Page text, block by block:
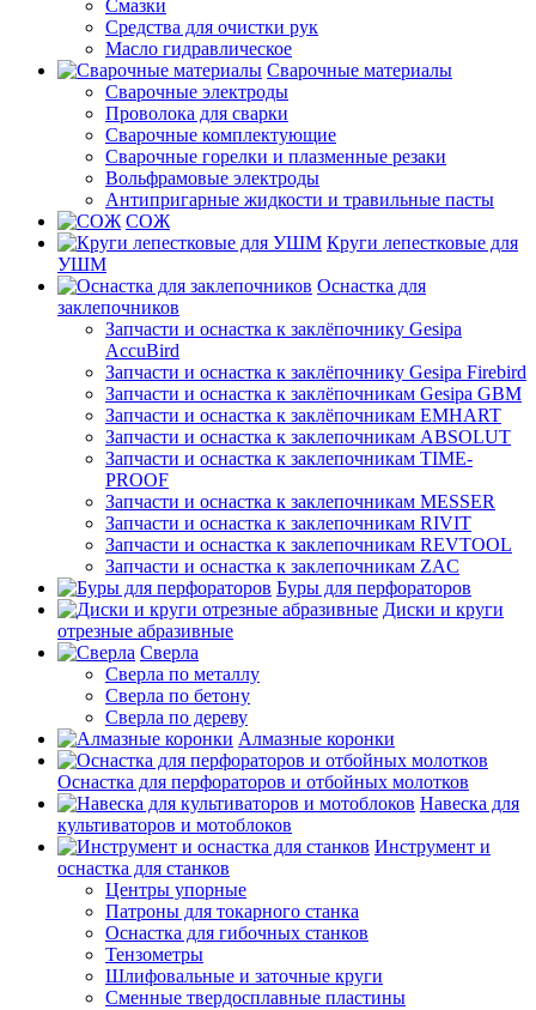
Смазки
Средства для очистки рук
Масло гидравлическое
Сварочные материалы
Сварочные электроды
Проволока для сварки
Сварочные комплектующие
Сварочные горелки и плазменные резаки
Вольфрамовые электроды
Антипригарные жидкости и травильные пасты
СОЖ
Круги лепестковые для
УШМ
Оснастка для
заклепочников
Запчасти и оснастка к заклёпочнику Gesipa
AccuBird
Запчасти и оснастка к заклёпочнику Gesipa Firebird
Запчасти и оснастка к заклёпочникам Gesipa GBM
Запчасти и оснастка к заклёпочникам EMHART
Запчасти и оснастка к заклепочникам ABSOLUT
Запчасти и оснастка к заклепочникам TIME-
PROOF
Запчасти и оснастка к заклепочникам MESSER
Запчасти и оснастка к заклепочникам RIVIT
Запчасти и оснастка к заклепочникам REVTOOL
Запчасти и оснастка к заклепочникам ZAC
Буры для перфораторов
Диски и круги
отрезные абразивные
Сверла
Сверла по металлу
Сверла по бетону
Сверла по дереву
Алмазные коронки
Оснастка для перфораторов и отбойных молотков
Навеска для
культиваторов и мотоблоков
Инструмент и
оснастка для станков
Центры упорные
Патроны для токарного станка
Оснастка для гибочных станков
Тензометры
Шлифовальные и заточные круги
Сменные твердосплавные пластины